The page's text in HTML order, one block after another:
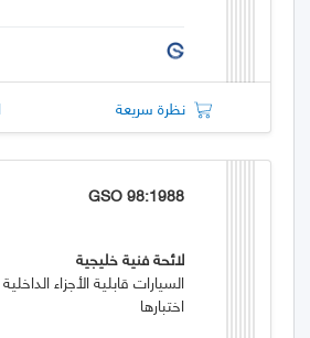
نظرة سريعة
GSO 98:1988
لائحة فنية خليجية
السيارات قابلية الأجزاء
اختبارها